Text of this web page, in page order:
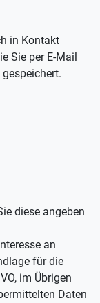
in Kontakt
Sie per E-Mail
diese angeben
an
für die
im Übrigen
Daten